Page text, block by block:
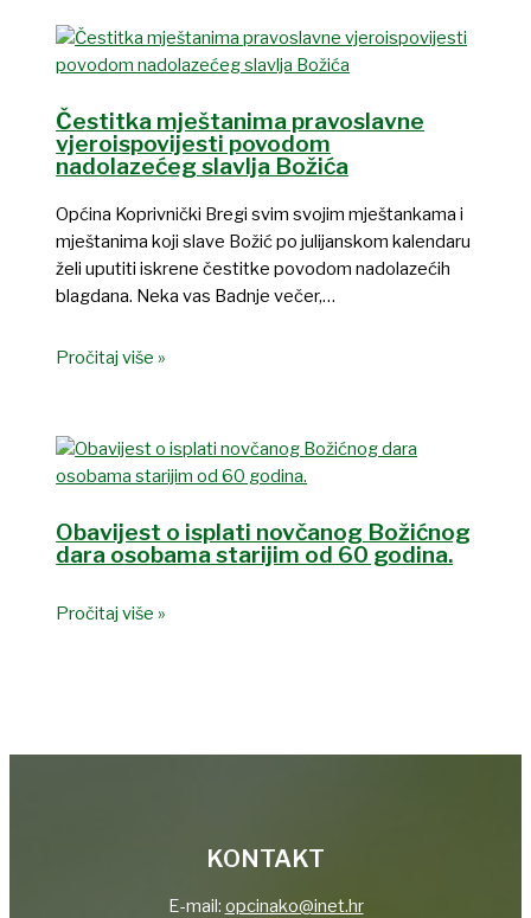
Čestitka mještanima pravoslavne
vjeroispovijesti povodom
nadolazećeg slavlja Božića
Općina Koprivnički Bregi svim svojim mještankama i
mještanima koji slave Božić po julijanskom kalendaru
želi uputiti iskrene čestitke povodom nadolazećih
blagdana. Neka vas Badnje večer,…
Pročitaj više »
Obavijest o isplati novčanog Božićnog
dara osobama starijim od 60 godina.
Pročitaj više »
KONTAKT
E-mail: opcinako@inet.hr